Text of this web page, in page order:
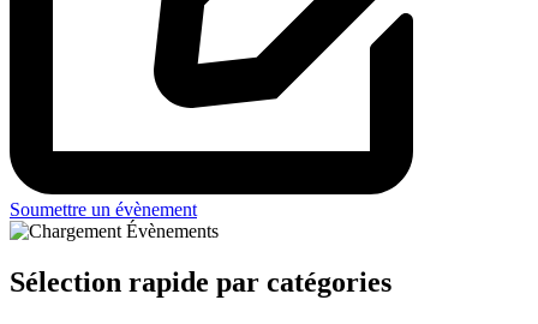
Soumettre un évènement
Sélection rapide par catégories